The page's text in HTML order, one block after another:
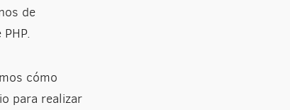
de
cómo
para realizar